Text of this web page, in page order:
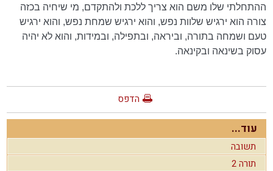
ההתחלתי שלו משם הוא צריך ללכת ולהתקדם, מי שיחיה בכזה
צורה הוא ירגיש שלוות נפש, והוא ירגיש שמחת נפש, והוא ירגיש
טעם ושמחה בתורה, וביראה, ובתפילה, ובמידות, והוא לא יהיה
עסוק בשינאה ובקינאה.
הדפס
עוד...
תשובה
תורה 2